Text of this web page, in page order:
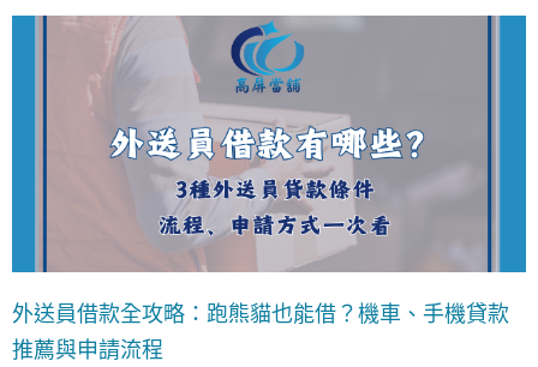
外送員借款全攻略：跑熊貓也能借？機車、手機貸款
推薦與申請流程